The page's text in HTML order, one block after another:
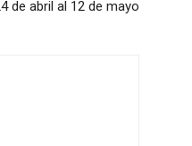
de abril al 12 de mayo